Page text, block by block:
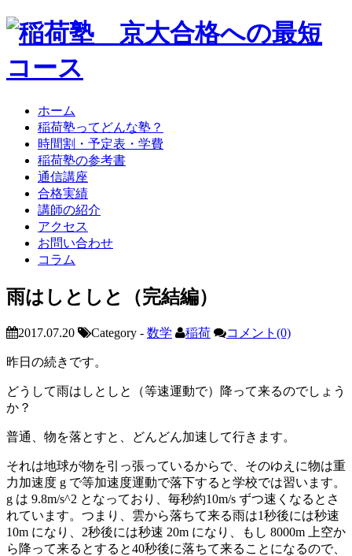
ホーム
稲荷塾ってどんな塾？
時間割・予定表・学費
稲荷塾の参考書
通信講座
合格実績
講師の紹介
アクセス
お問い合わせ
コラム
雨はしとしと（完結編）
2017.07.20 Category - 数学 稲荷 コメント(0)
昨日の続きです。
どうして雨はしとしと（等速運動で）降って来るのでしょう
か？
普通、物を落とすと、どんどん加速して行きます。
それは地球が物を引っ張っているからで、そのゆえに物は重
力加速度 g で等加速度運動で落下すると学校では習います。
g は 9.8m/s^2 となっており、毎秒約10m/s ずつ速くなるとさ
れています。つまり、雲から落ちて来る雨は1秒後には秒速
10m になり、2秒後には秒速 20m になり、もし 8000m 上空か
ら降って来るとすると40秒後に落ちて来ることになるので、